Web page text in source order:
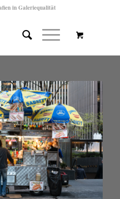
in Galeriequalität